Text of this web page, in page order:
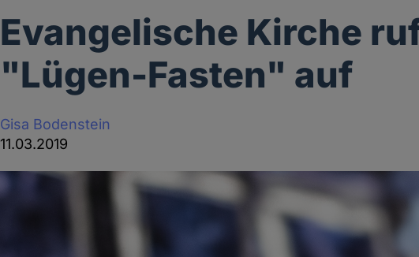
Evangelische Kirche
"Lügen-Fasten" auf
Gisa Bodenstein
11.03.2019